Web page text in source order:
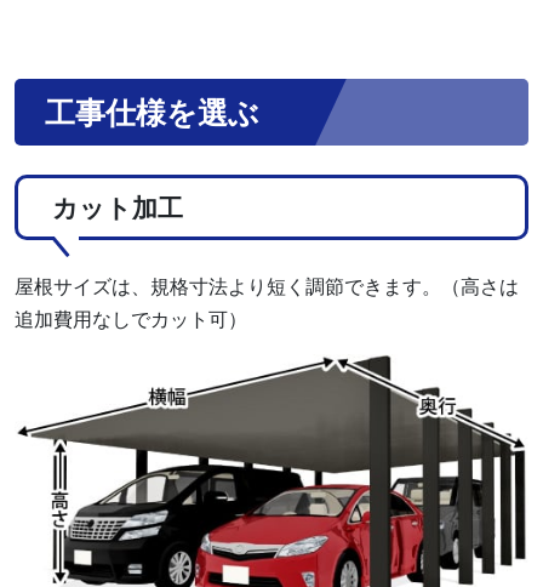
工事仕様を選ぶ
カット加工
屋根サイズは、規格寸法より短く調節できます。（高さは
追加費用なしでカット可）